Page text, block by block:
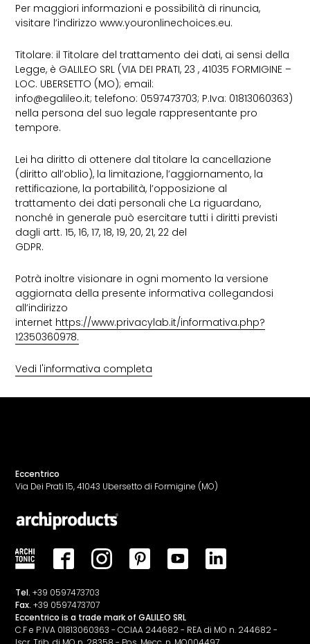
Per maggiori informazioni e possibilità di rinuncia,
visitare l’indirizzo www.youronlinechoices.eu.
Titolare: il Titolare del trattamento dei dati, ai sensi della
Legge, è GALILEO SRL (VIA DEI PRATI, 23 , 41035 FORMIGINE –
LOC. UBERSETTO (MO); email:
info@egalileo.it; telefono: 0597473703; P.Iva: 01813060363)
nella persona del suo legale rappresentante pro
tempore.
Lei ha diritto di ottenere dal titolare la cancellazione
(diritto all’oblio), la limitazione, l’aggiornamento, la
rettificazione, la portabilità, l’opposizione al
trattamento dei dati personali che La riguardano,
nonché in generale può esercitare tutti i diritti previsti
dagli artt. 15, 16, 17, 18, 19, 20, 21, 22 del
GDPR.
Potrà inoltre visionare in ogni momento la versione
aggiornata della presente informativa collegandosi
all’indirizzo
internet https://www.privacylab.it/informativa.php?
12350360978.
Vedi l'informativa completa
Eccentrico
Via Dei Prati 15, 41043 Ubersetto di Formigine (MO)
Tel. +39 0597473703
Fax. +39 0597473707
Eccentrico is a trade mark of GALILEO SRL
C.F e P.IVA 01813060363 - CCIAA 244682 - REA di MO n. 244682 -